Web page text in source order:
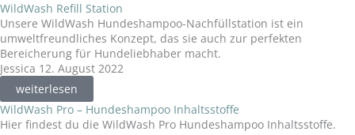
WildWash Refill Station
Unsere WildWash Hundeshampoo-Nachfüllstation ist ein
umweltfreundliches Konzept, das sie auch zur perfekten
Bereicherung für Hundeliebhaber macht.
Jessica 12. August 2022
weiterlesen
WildWash Pro – Hundeshampoo Inhaltsstoffe
Hier findest du die WildWash Pro Hundeshampoo Inhaltsstoffe.